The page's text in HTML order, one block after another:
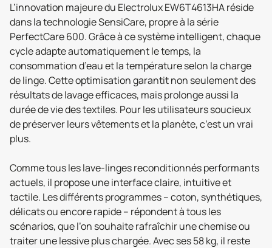
L’innovation majeure du Electrolux EW6T4613HA réside
dans la technologie SensiCare, propre à la série
PerfectCare 600. Grâce à ce système intelligent, chaque
cycle adapte automatiquement le temps, la
consommation d’eau et la température selon la charge
de linge. Cette optimisation garantit non seulement des
résultats de lavage efficaces, mais prolonge aussi la
durée de vie des textiles. Pour les utilisateurs soucieux
de préserver leurs vêtements et la planète, c’est un vrai
plus.
Comme tous les lave-linges reconditionnés performants
actuels, il propose une interface claire, intuitive et
tactile. Les différents programmes – coton, synthétiques,
délicats ou encore rapide – répondent à tous les
scénarios, que l’on souhaite rafraîchir une chemise ou
traiter une lessive plus chargée. Avec ses 58 kg, il reste